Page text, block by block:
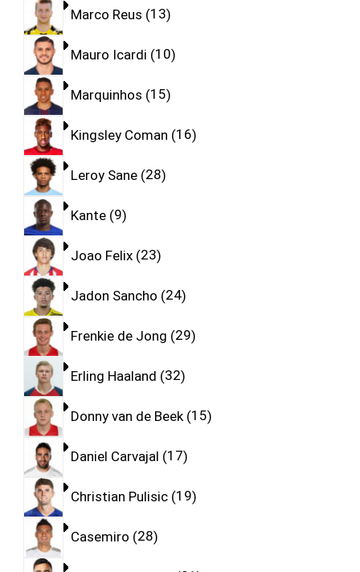
Marco Reus 13
Mauro Icardi 10
Marquinhos 15
Kingsley Coman 16
Leroy Sane 28
Kante 9
Joao Felix 23
Jadon Sancho 24
Frenkie de Jong 29
Erling Haaland 32
Donny van de Beek 15
Daniel Carvajal 17
Christian Pulisic 19
Casemiro 28